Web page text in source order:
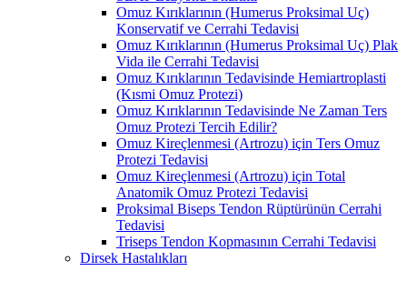
Omuz Kırıklarının (Humerus Proksimal Uç)
Konservatif ve Cerrahi Tedavisi
Omuz Kırıklarının (Humerus Proksimal Uç) Plak
Vida ile Cerrahi Tedavisi
Omuz Kırıklarının Tedavisinde Hemiartroplasti
(Kısmi Omuz Protezi)
Omuz Kırıklarının Tedavisinde Ne Zaman Ters
Omuz Protezi Tercih Edilir?
Omuz Kireçlenmesi (Artrozu) için Ters Omuz
Protezi Tedavisi
Omuz Kireçlenmesi (Artrozu) için Total
Anatomik Omuz Protezi Tedavisi
Proksimal Biseps Tendon Rüptürünün Cerrahi
Tedavisi
Triseps Tendon Kopmasının Cerrahi Tedavisi
Dirsek Hastalıkları